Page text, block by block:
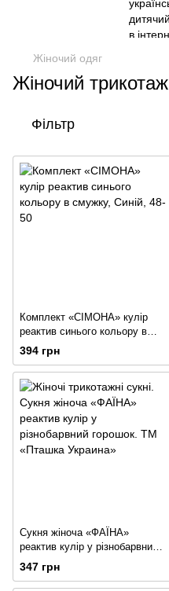
Жіночий одяг
Жіночий трикотаж
Фільтр
Комплект «СІМОНА» кулір
реактив синього кольору в
смужку
394 грн
Сукня жіноча «ФАЇНА»
реактив кулір у різнобарвний
горошок
347 грн